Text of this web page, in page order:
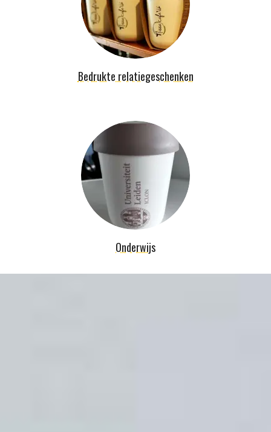
Bedrukte relatiegeschenken
Onderwijs